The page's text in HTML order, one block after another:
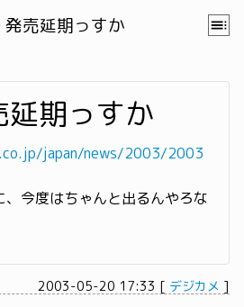
売延期っすか
期っすか
japan/news/2003/2003
、今度はちゃんと出るんやろな
2003-05-20 17:33 [ デジカメ ]